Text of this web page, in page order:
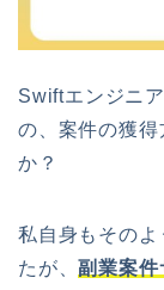
Swiftエンジニ
の、案件の獲
か？
私自身もそのよ
たが、副業案件